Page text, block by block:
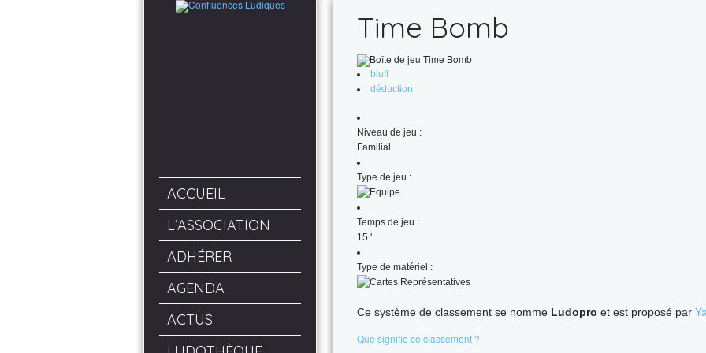
ACCUEIL
L’ASSOCIATION
ADHÉRER
AGENDA
ACTUS
Time Bomb
bluff
déduction
Niveau de jeu :
Familial
Type de jeu :
Temps de jeu :
15 '
Type de matériel :
Ce système de classement se nomme Ludopro et est proposé par
Que signifie ce classement ?